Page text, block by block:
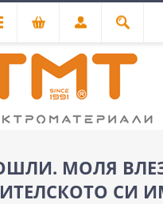
МОЛЯ
СИ